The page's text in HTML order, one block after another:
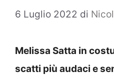
6 Luglio 2022 di
Melissa Satta in
scatti più audaci e